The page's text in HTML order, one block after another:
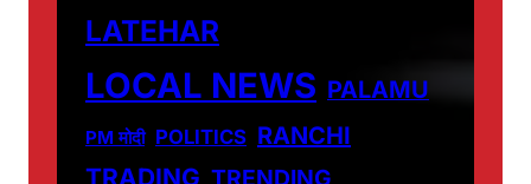
LATEHAR
LOCAL NEWS PALAMU
PM मोदी POLITICS RANCHI
TRADING TRENDING